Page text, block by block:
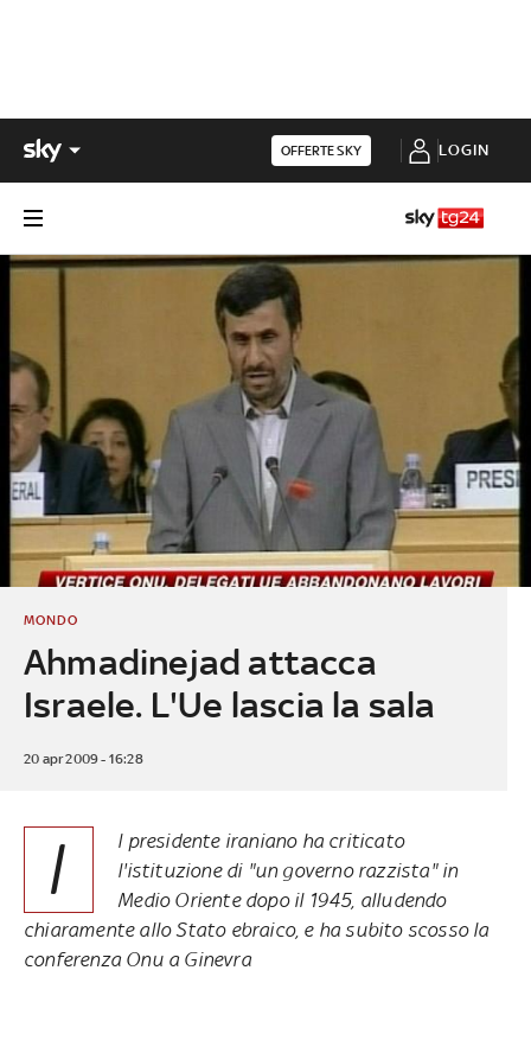
OFFERTE SKY LOGIN
Ahmadinejad attacca
Israele. L'Ue lascia la sala
MONDO
20 apr 2009 - 16:28
I
l presidente iraniano ha criticato
l'istituzione di "un governo razzista" in
Medio Oriente dopo il 1945, alludendo
chiaramente allo Stato ebraico, e ha subito scosso la
conferenza Onu a Ginevra